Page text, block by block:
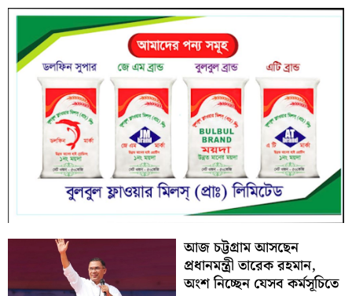
আজ চট্টগ্রাম আসছেন
প্রধানমন্ত্রী তারেক রহমান,
অংশ নিচ্ছেন যেসব কর্মসূচিতে